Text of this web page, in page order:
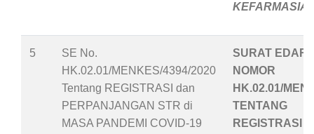
5
SE No.
HK.02.01/MENKES/4394/2020
Tentang REGISTRASI dan
PERPANJANGAN STR di
MASA PANDEMI COVID-19
SURAT
NOMOR
HK.02.01/
TENTANG
REGISTRASI